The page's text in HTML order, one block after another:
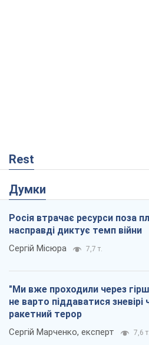
Rest
Думки
Росія втрачає ресурси поза
насправді диктує темп війни
Сергій Місюра 7,7 т.
"Ми вже проходили через
не варто піддаватися зневірі
ракетний терор
Сергій Марченко, експерт 7,6 т.